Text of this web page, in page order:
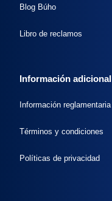
Blog Búho
Libro de reclamos
Información adicional
Información reglamentaria
Términos y condiciones
Políticas de privacidad